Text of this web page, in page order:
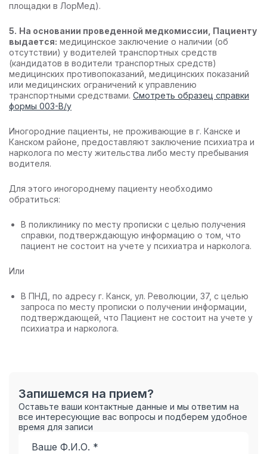
площадки в ЛорМед).
5. На основании проведенной медкомиссии, Пациенту
выдается: медицинское заключение о наличии (об
отсутствии) у водителей транспортных средств
(кандидатов в водители транспортных средств)
медицинских противопоказаний, медицинских показаний
или медицинских ограничений к управлению
транспортными средствами. Смотреть образец справки
формы 003-В/у
Иногородние пациенты, не проживающие в г. Канске и
Канском районе, предоставляют заключение психиатра и
нарколога по месту жительства либо месту пребывания
водителя.
Для этого иногороднему пациенту необходимо
обратиться:
В поликлинику по месту прописки с целью получения
справки, подтверждающую информацию о том, что
пациент не состоит на учете у психиатра и нарколога.
Или
В ПНД, по адресу г. Канск, ул. Революции, 37, с целью
запроса по месту прописки о получении информации,
подтверждающей, что Пациент не состоит на учете у
психиатра и нарколога.
Запишемся на прием?
Оставьте ваши контактные данные и мы ответим на
все интересующие вас вопросы и подберем удобное
время для записи